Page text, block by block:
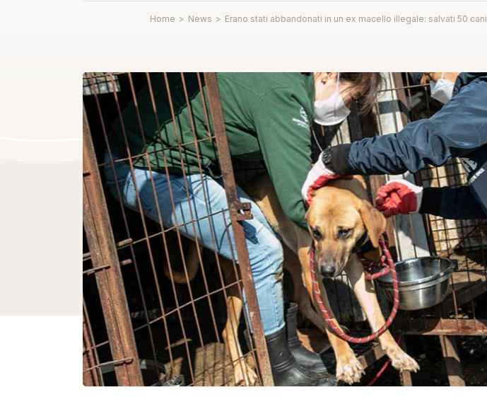
Home > News > Erano stati abbandonati in un ex macello illegale: salvati 50 cani